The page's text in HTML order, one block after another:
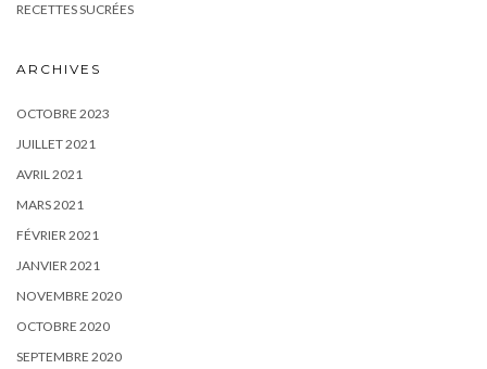
RECETTES SUCRÉES
ARCHIVES
OCTOBRE 2023
JUILLET 2021
AVRIL 2021
MARS 2021
FÉVRIER 2021
JANVIER 2021
NOVEMBRE 2020
OCTOBRE 2020
SEPTEMBRE 2020